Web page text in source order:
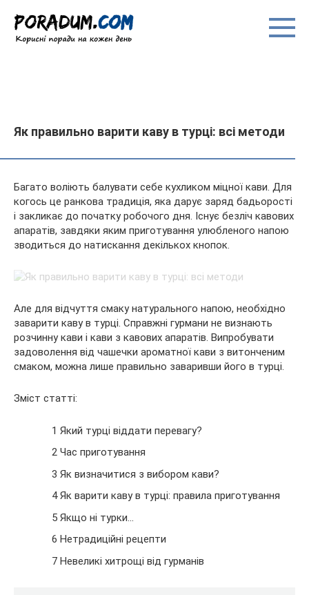
вмісту
Як правильно варити каву в турці: всі методи
Багато воліють балувати себе кухликом міцної кави. Для
когось це ранкова традиція, яка дарує заряд бадьорості
і закликає до початку робочого дня. Існує безліч кавових
апаратів, завдяки яким приготування улюбленого напою
зводиться до натискання декількох кнопок.
Але для відчуття смаку натурального напою, необхідно
заварити каву в турці. Справжні гурмани не визнають
розчинну кави і кави з кавових апаратів. Випробувати
задоволення від чашечки ароматної кави з витонченим
смаком, можна лише правильно заваривши його в турці.
Зміст статті:
1 Який турці віддати перевагу?
2 Час приготування
3 Як визначитися з вибором кави?
4 Як варити каву в турці: правила приготування
5 Якщо ні турки…
6 Нетрадиційні рецепти
7 Невеликі хитрощі від гурманів